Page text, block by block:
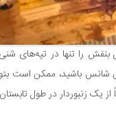
بنفش را تنها در تپه‌های
باشید، ممکن است
یک زنبوردار در طول